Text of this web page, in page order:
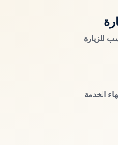
للزيارة
الخدمة